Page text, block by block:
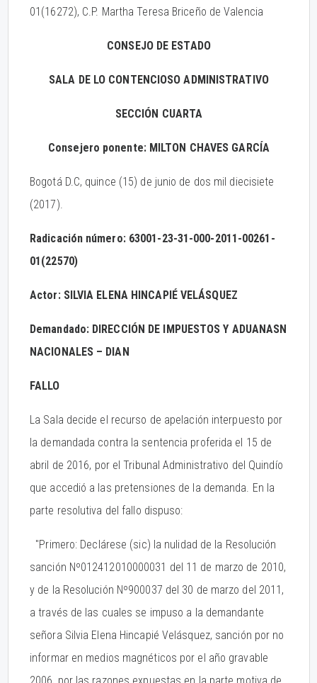
01(16272), C.P. Martha Teresa Briceño de Valencia
CONSEJO DE ESTADO
SALA DE LO CONTENCIOSO ADMINISTRATIVO
SECCIÓN CUARTA
Consejero ponente: MILTON CHAVES GARCÍA
Bogotá D.C, quince (15) de junio de dos mil diecisiete
(2017).
Radicación número: 63001-23-31-000-2011-00261-
01(22570)
Actor: SILVIA ELENA HINCAPIÉ VELÁSQUEZ
Demandado: DIRECCIÓN DE IMPUESTOS Y ADUANASN
NACIONALES – DIAN
FALLO
La Sala decide el recurso de apelación interpuesto por
la demandada contra la sentencia proferida el 15 de
abril de 2016, por el Tribunal Administrativo del Quindío
que accedió a las pretensiones de la demanda. En la
parte resolutiva del fallo dispuso:
"Primero: Declárese (sic) la nulidad de la Resolución
sanción Nº012412010000031 del 11 de marzo de 2010,
y de la Resolución Nº900037 del 30 de marzo del 2011,
a través de las cuales se impuso a la demandante
señora Silvia Elena Hincapié Velásquez, sanción por no
informar en medios magnéticos por el año gravable